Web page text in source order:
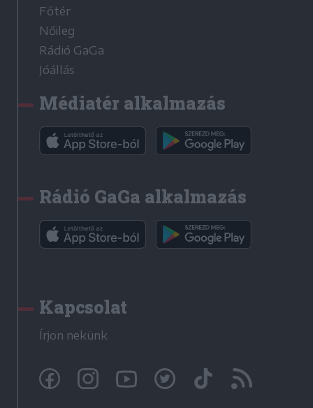
Főtér
Nőileg
Rádió GaGa
Jóállás
Médiatér alkalmazás
Rádió GaGa alkalmazás
Kapcsolat
Írjon nekünk